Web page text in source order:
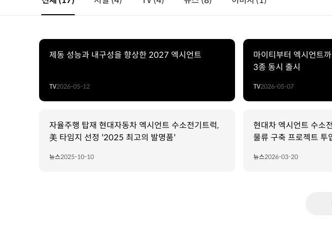
제동 성능과 내구성을 향상한 2027 엑시언트
TV2026-05-12
마이티부터 엑시언트
3종 동시 출시
TV2026-05-07
자율주행 탑재 현대자동차 엑시언트 수소전기트럭,
美 타임지 선정 '2025 최고의 발명품'
뉴스2025-10-10
현대차 엑시언트 수소
물류 구축 프로젝트 투
뉴스2026-03-20